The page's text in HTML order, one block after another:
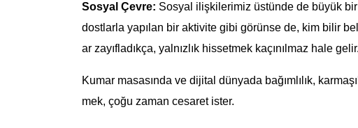
Sosyal Çevre: Sosyal ilişkilerimiz üstünde de büyük
dostlarla yapılan bir aktivite gibi görünse de, kim bilir
ar zayıfladıkça, yalnızlık hissetmek kaçınılmaz hale gelir.
Kumar masasında ve dijital dünyada bağımlılık,
mek, çoğu zaman cesaret ister.